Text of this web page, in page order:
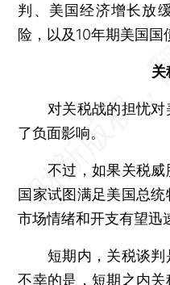
判、美国经济增长放
险，以及10年期美国国
关
对关税战的担忧对
了负面影响。
不过，如果关税威
国家试图满足美国总
市场情绪和开支有望迅
短期内，关税谈判
不幸的是，短期之内